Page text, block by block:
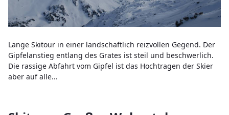
Lange Skitour in einer landschaftlich reizvollen Gegend. Der
Gipfelanstieg entlang des Grates ist steil und beschwerlich.
Die rassige Abfahrt vom Gipfel ist das Hochtragen der Skier
aber auf alle...